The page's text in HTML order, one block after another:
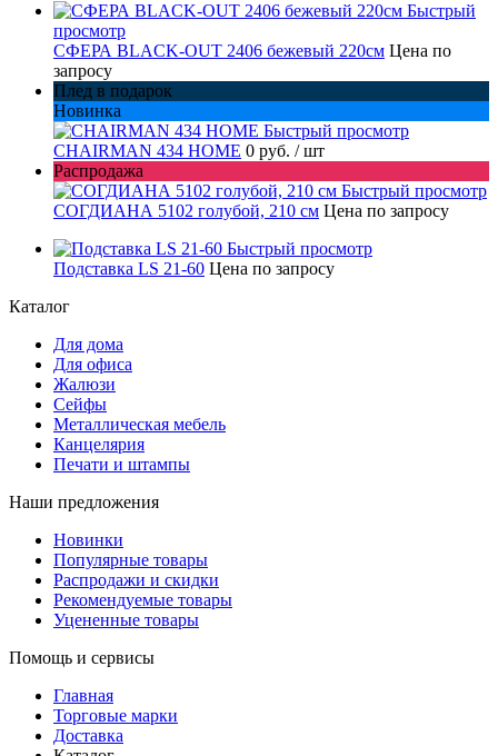
Быстрый
просмотр
СФЕРА BLACK-OUT 2406 бежевый 220см Цена по
запросу
Плед в подарок
Новинка
Быстрый просмотр
CHAIRMAN 434 HOME 0 руб. / шт
Распродажа
Быстрый просмотр
СОГДИАНА 5102 голубой, 210 см Цена по запросу
Быстрый просмотр
Подставка LS 21-60 Цена по запросу
Каталог
Для дома
Для офиса
Жалюзи
Сейфы
Металлическая мебель
Канцелярия
Печати и штампы
Наши предложения
Новинки
Популярные товары
Распродажи и скидки
Рекомендуемые товары
Уцененные товары
Помощь и сервисы
Главная
Торговые марки
Доставка